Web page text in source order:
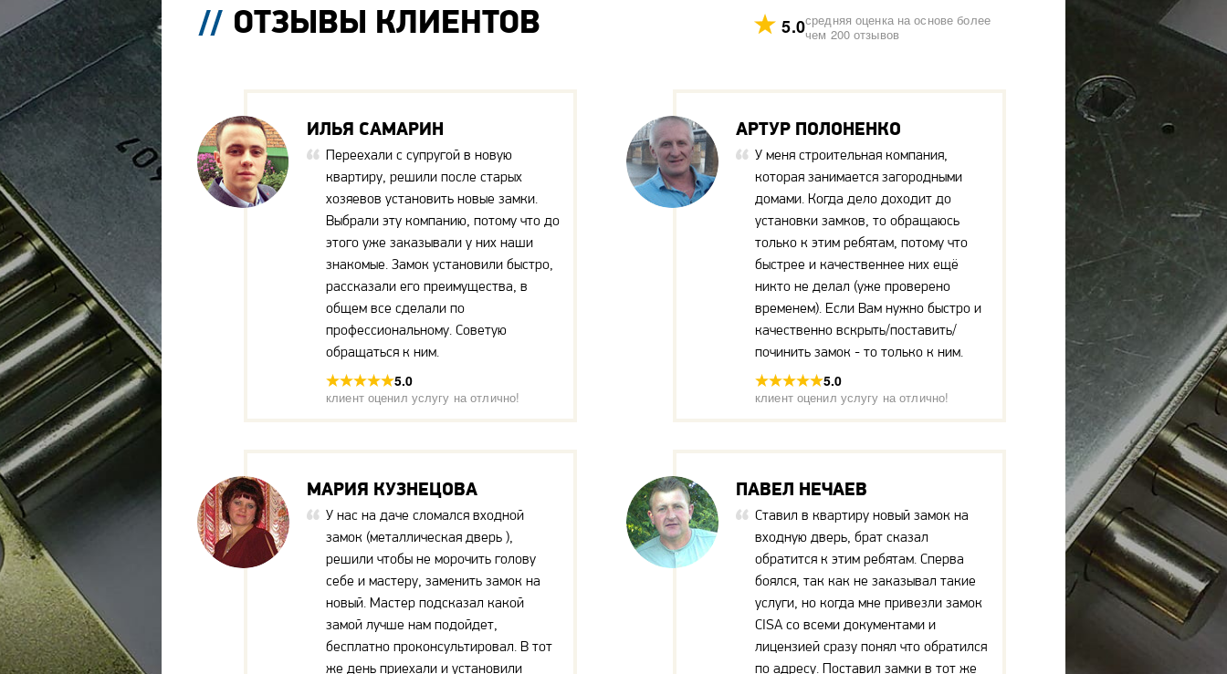
ОТЗЫВЫ КЛИЕНТОВ 5.0средняя оценка на основе более
чем 200 отзывов
ИЛЬЯ САМАРИН
Переехали с супругой в новую
квартиру, решили после старых
хозяевов установить новые замки.
Выбрали эту компанию, потому что до
этого уже заказывали у них наши
знакомые. Замок установили быстро,
рассказали его преимущества, в
общем все сделали по
профессиональному. Советую
обращаться к ним.
5.0
клиент оценил услугу на отлично!
АРТУР ПОЛОНЕНКО
У меня строительная компания,
которая занимается загородными
домами. Когда дело доходит до
установки замков, то обращаюсь
только к этим ребятам, потому что
быстрее и качественнее них ещё
никто не делал (уже проверено
временем). Если Вам нужно быстро и
качественно вскрыть/поставить/
починить замок - то только к ним.
5.0
клиент оценил услугу на отлично!
МАРИЯ КУЗНЕЦОВА
У нас на даче сломался входной
замок (металлическая дверь ),
решили чтобы не морочить голову
себе и мастеру, заменить замок на
новый. Мастер подсказал какой
замой лучше нам подойдет,
бесплатно проконсультировал. В тот
же день приехали и установили
ПАВЕЛ НЕЧАЕВ
Ставил в квартиру новый замок на
входную дверь, брат сказал
обратится к этим ребятам. Сперва
боялся, так как не заказывал такие
услуги, но когда мне привезли замок
CISA со всеми документами и
лицензией сразу понял что обратился
по адресу. Поставил замки в тот же